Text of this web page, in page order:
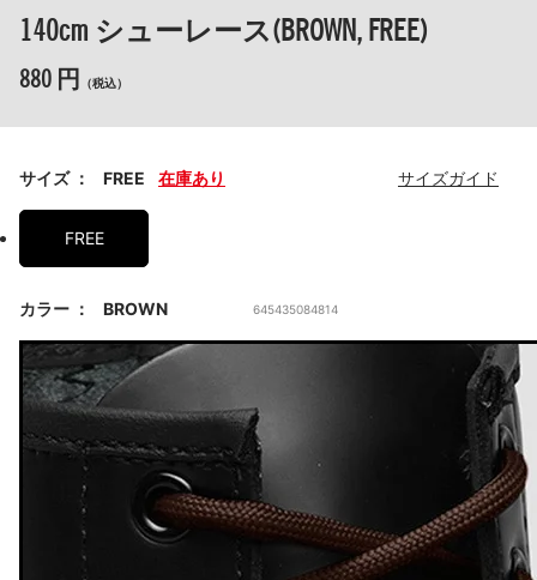
140cm シューレース(BROWN, FREE)
880 円 （税込）
サイズ FREE 在庫あり サイズガイド
FREE
カラー BROWN 645435084814